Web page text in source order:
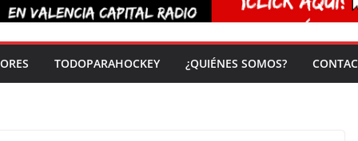
TODOPARAHOCKEY ¿QUIÉNES SOMOS?